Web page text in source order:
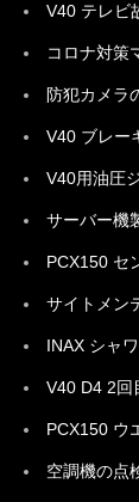
V40 テレビ
コロナ対策
防犯カメラ
V40 ブレー
V40用油圧
サーバー機
PCX150 セ
サイトメン
INAX シャ
V40 D4 2回
PCX150 ウ
空調機の点